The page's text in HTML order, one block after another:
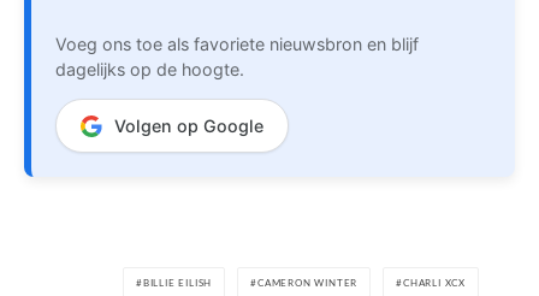
Voeg ons toe als favoriete nieuwsbron en blijf
dagelijks op de hoogte.
Volgen op Google
BILLIE EILISH CAMERON WINTER CHARLI XCX